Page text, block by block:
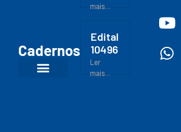
Cadernos
mais...
Edital
10496
Ler
mais...